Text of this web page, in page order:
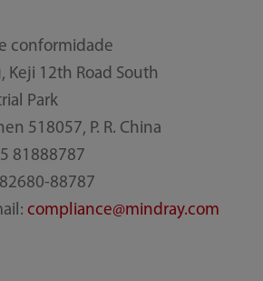
conformidade
Keji 12th Road South
Park
518057, P. R. China
81888787
88787
compliance@mindray.com